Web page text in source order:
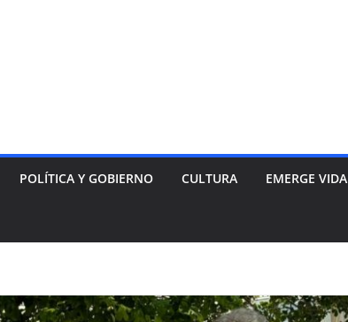
POLÍTICA Y GOBIERNO CULTURA EMERGE VIDA